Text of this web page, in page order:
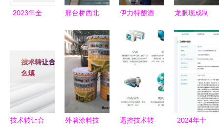
2023年全
前景 技术
驱动力
邢台桥西北
本商铺出租
开启创业与
商铺优化的
新机遇
伊力特酿酒
办巾帼建功
技能大比武
广
龙眼现成制
转让，设施
完善、经营
门槛降低
技术转让合 外墙涂料技 遥控技术转 2024年十